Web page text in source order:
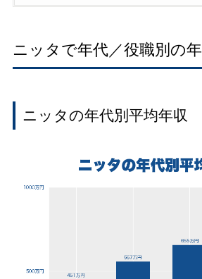
ニッタで年代／役職別の
ニッタの年代別平均年収